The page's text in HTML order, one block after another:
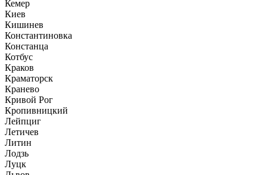
Кемер
Киев
Кишинев
Константиновка
Констанца
Котбус
Краков
Краматорск
Кранево
Кривой Рог
Кропивницкий
Лейпциг
Летичев
Литин
Лодзь
Луцк